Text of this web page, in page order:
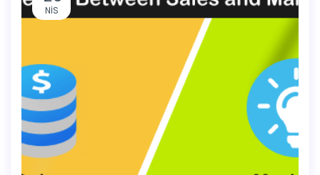
NIS